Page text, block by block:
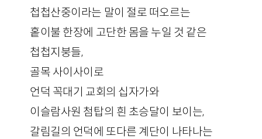
첩첩산중이라는 말이 절로 떠오르는
홑이불 한장에 고단한 몸을 누일 것 같은
첩첩지붕들,
골목 사이사이로
언덕 꼭대기 교회의 십자가와
이슬람사원 첨탑의 흰 초승달이 보이는,
갈림길의 언덕에 또다른 계단이 나타나는